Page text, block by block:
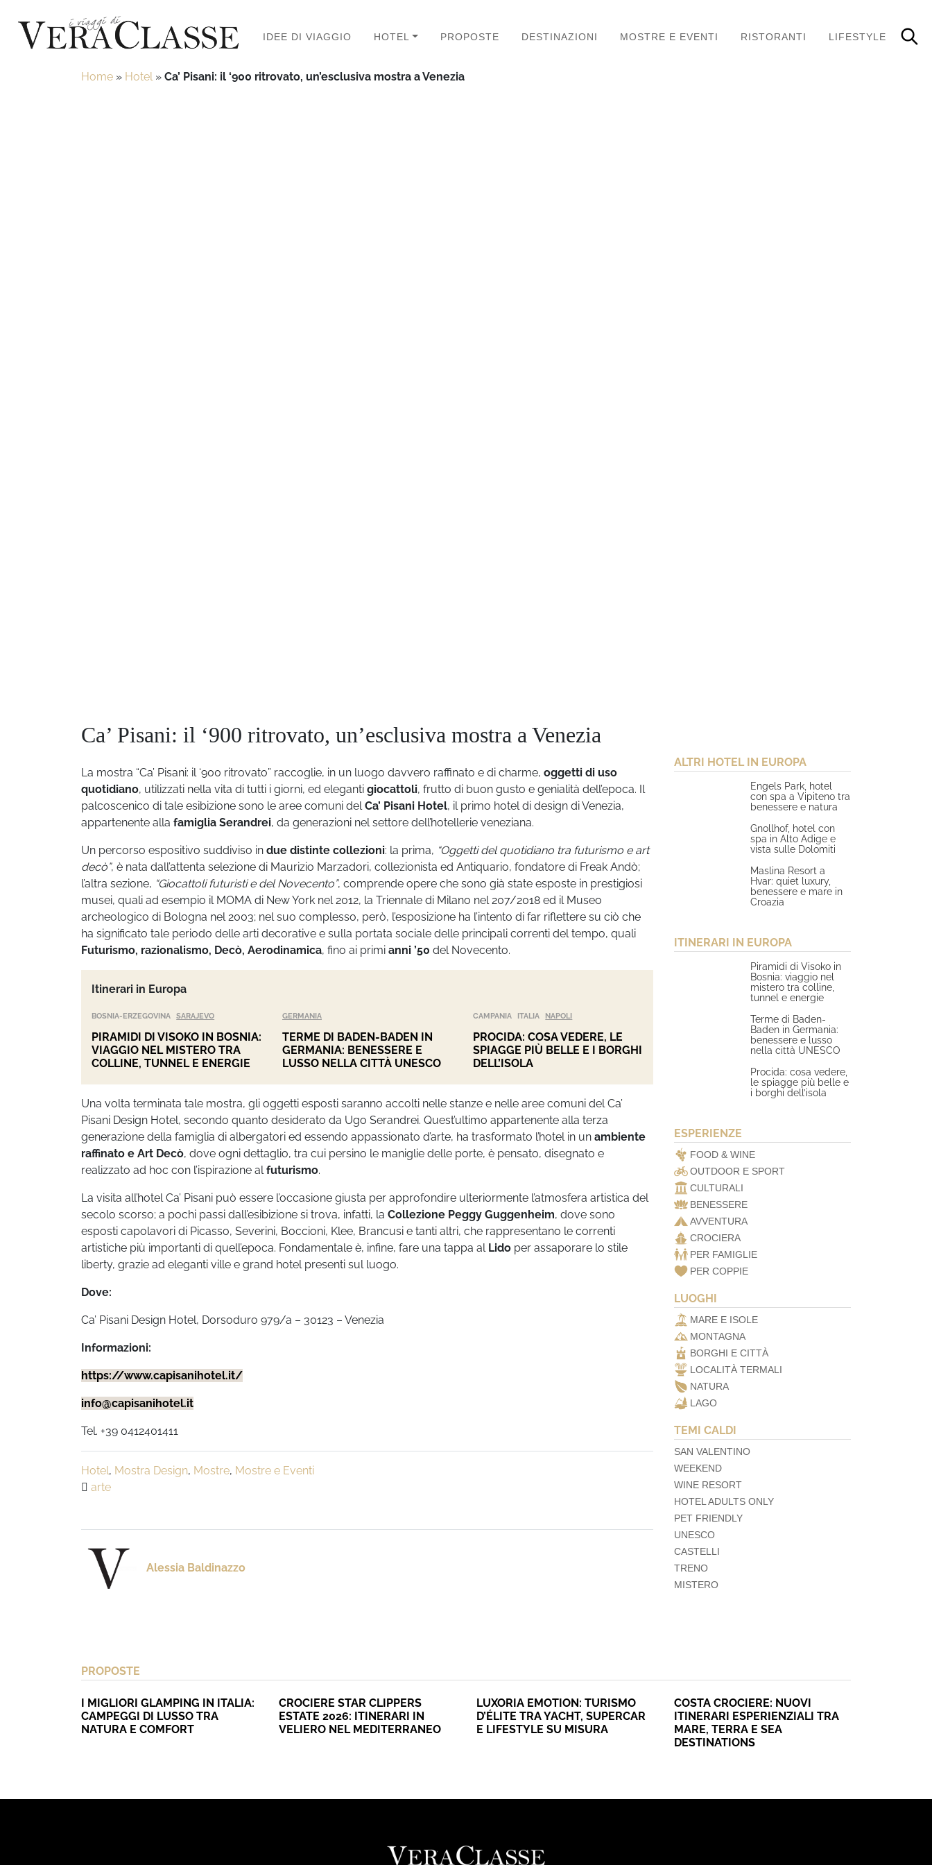
IDEE DI VIAGGIO HOTEL PROPOSTE DESTINAZIONI MOSTRE E EVENTI RISTORANTI LIFESTYLE
Home » Hotel» Ca’ Pisani: il ‘900 ritrovato, un’esclusiva mostra a Venezia
Ca’ Pisani: il ‘900 ritrovato, un’esclusiva mostra a Venezia
La mostra “Ca’ Pisani: il ‘900 ritrovato” raccoglie, in un luogo davvero raffinato e di charme, oggetti di uso
quotidiano, utilizzati nella vita di tutti i giorni, ed eleganti giocattoli, frutto di buon gusto e genialità dell’epoca. Il
palcoscenico di tale esibizione sono le aree comuni delCa’ Pisani Hotel, il primo hotel di design di Venezia,
appartenente alla famiglia Serandrei, da generazioni nel settore dell’hotellerie veneziana.
Un percorso espositivo suddiviso in due distinte collezioni: la prima, “Oggetti del quotidiano tra futurismo e art
decò”, è nata dall’attenta selezione di Maurizio Marzadori, collezionista ed Antiquario, fondatore di Freak Andò;
l’altra sezione, “Giocattoli futuristi e del Novecento”, comprende opere che sono già state esposte in prestigiosi
musei, quali ad esempio il MOMA di New York nel 2012, la Triennale di Milano nel 207/2018 ed il Museo
archeologico di Bologna nel 2003; nel suo complesso, però, l’esposizione ha l’intento di far riflettere su ciò che
ha significato tale periodo delle arti decorative e sulla portata sociale delle principali correnti del tempo, quali
Futurismo, razionalismo, Decò, Aerodinamica, fino ai primi anni ’50 del Novecento.
Itinerari in Europa
BOSNIA-ERZEGOVINA SARAJEVO
PIRAMIDI DI VISOKO IN BOSNIA:
VIAGGIO NEL MISTERO TRA
COLLINE, TUNNEL E ENERGIE
GERMANIA
TERME DI BADEN-BADEN IN
GERMANIA: BENESSERE E
LUSSO NELLA CITTÀ UNESCO
CAMPANIA ITALIA NAPOLI
PROCIDA: COSA VEDERE, LE
SPIAGGE PIÙ BELLE E I BORGHI
DELL’ISOLA
Una volta terminata tale mostra, gli oggetti esposti saranno accolti nelle stanze e nelle aree comuni del Ca’
Pisani Design Hotel, secondo quanto desiderato da Ugo Serandrei. Quest’ultimo appartenente alla terza
generazione della famiglia di albergatori ed essendo appassionato d’arte, ha trasformato l’hotel in un ambiente
raffinato e Art Decò, dove ogni dettaglio, tra cui persino le maniglie delle porte, è pensato, disegnato e
realizzato ad hoc con l’ispirazione al futurismo.
La visita all’hotel Ca’ Pisani può essere l’occasione giusta per approfondire ulteriormente l’atmosfera artistica del
secolo scorso; a pochi passi dall’esibizione si trova, infatti, la Collezione Peggy Guggenheim, dove sono
esposti capolavori di Picasso, Severini, Boccioni, Klee, Brancusi e tanti altri, che rappresentano le correnti
artistiche più importanti di quell’epoca. Fondamentale è, infine, fare una tappa al Lido per assaporare lo stile
liberty, grazie ad eleganti ville e grand hotel presenti sul luogo.
Dove:
Ca’ Pisani Design Hotel, Dorsoduro 979/a – 30123 – Venezia
Informazioni:
https://www.capisanihotel.it/
info@capisanihotel.it
Tel. +39 0412401411
Hotel, Mostra Design, Mostre, Mostre e Eventi
arte
Alessia Baldinazzo
ALTRI HOTEL IN EUROPA
Engels Park, hotel
con spa a Vipiteno tra
benessere e natura
Gnollhof, hotel con
spa in Alto Adige e
vista sulle Dolomiti
Maslina Resort a
Hvar: quiet luxury,
benessere e mare in
Croazia
ITINERARI IN EUROPA
Piramidi di Visoko in
Bosnia: viaggio nel
mistero tra colline,
tunnel e energie
Terme di Baden-
Baden in Germania:
benessere e lusso
nella città UNESCO
Procida: cosa vedere,
le spiagge più belle e
i borghi dell’isola
ESPERIENZE
FOOD & WINE
OUTDOOR E SPORT
CULTURALI
BENESSERE
AVVENTURA
CROCIERA
PER FAMIGLIE
PER COPPIE
LUOGHI
MARE E ISOLE
MONTAGNA
BORGHI E CITTÀ
LOCALITÀ TERMALI
NATURA
LAGO
TEMI CALDI
SAN VALENTINO
WEEKEND
WINE RESORT
HOTEL ADULTS ONLY
PET FRIENDLY
UNESCO
CASTELLI
TRENO
MISTERO
PROPOSTE
I MIGLIORI GLAMPING IN ITALIA:
CAMPEGGI DI LUSSO TRA
NATURA E COMFORT
CROCIERE STAR CLIPPERS
ESTATE 2026: ITINERARI IN
VELIERO NEL MEDITERRANEO
LUXORIA EMOTION: TURISMO
D’ÉLITE TRA YACHT, SUPERCAR
E LIFESTYLE SU MISURA
COSTA CROCIERE: NUOVI
ITINERARI ESPERIENZIALI TRA
MARE, TERRA E SEA
DESTINATIONS